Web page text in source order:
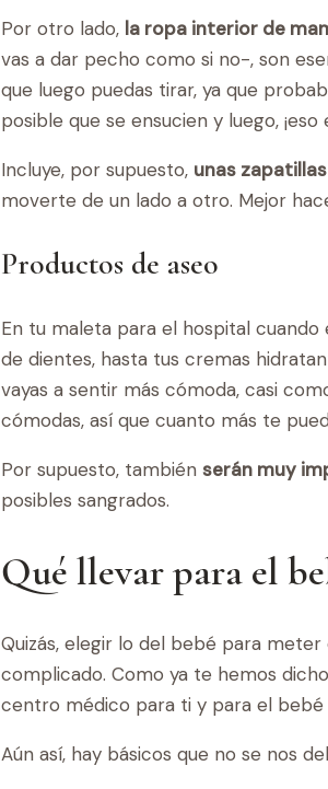
Por otro lado, la ropa interior de
vas a dar pecho como si no-, son
que luego puedas tirar, ya que
posible que se ensucien y luego,
Incluye, por supuesto, unas
moverte de un lado a otro. Mejor
Productos de aseo
En tu maleta para el hospital
de dientes, hasta tus cremas
vayas a sentir más cómoda, casi
cómodas, así que cuanto más te
Por supuesto, también serán muy
posibles sangrados.
Qué llevar para el
Quizás, elegir lo del bebé para
complicado. Como ya te hemos
centro médico para ti y para el bebé
Aún así, hay básicos que no se nos